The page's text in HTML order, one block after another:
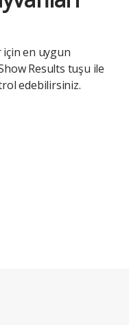
için en uygun
Results tuşu ile
edebilirsiniz.